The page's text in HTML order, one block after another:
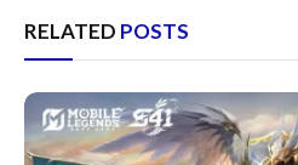
RELATED POSTS